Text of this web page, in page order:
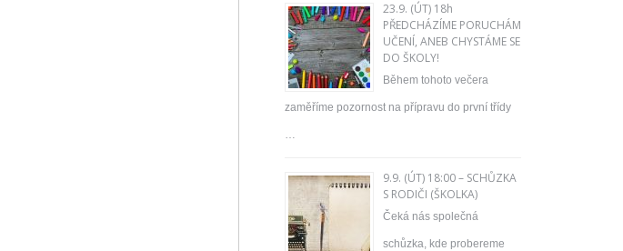
23.9. (ÚT) 18h
PŘEDCHÁZÍME PORUCHÁM
UČENÍ, ANEB CHYSTÁME SE
DO ŠKOLY!
Během tohoto večera
zaměříme pozornost na přípravu do první třídy
…
9.9. (ÚT) 18:00 – SCHŮZKA
S RODIČI (ŠKOLKA)
Čeká nás společná
schůzka, kde probereme